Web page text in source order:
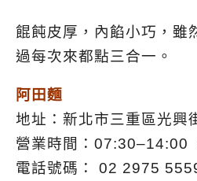
餛飩皮厚，內餡小巧，雖
過每次來都點三合一。
阿田麵
地址：新北市三重區光興
營業時間：07:30–14:00
電話號碼： 02 2975